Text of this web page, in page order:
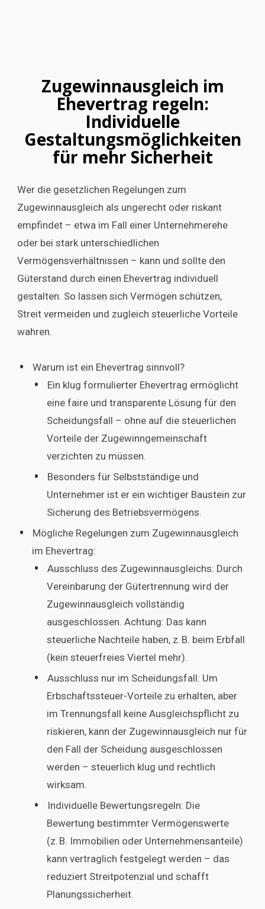
Zugewinnausgleich im
Ehevertrag regeln:
Individuelle
Gestaltungsmöglichkeiten
für mehr Sicherheit
Wer die gesetzlichen Regelungen zum
Zugewinnausgleich als ungerecht oder riskant
empfindet – etwa im Fall einer Unternehmerehe
oder bei stark unterschiedlichen
Vermögensverhältnissen – kann und sollte den
Güterstand durch einen Ehevertrag individuell
gestalten. So lassen sich Vermögen schützen,
Streit vermeiden und zugleich steuerliche Vorteile
wahren.
Warum ist ein Ehevertrag sinnvoll?
Ein klug formulierter Ehevertrag ermöglicht
eine faire und transparente Lösung für den
Scheidungsfall – ohne auf die steuerlichen
Vorteile der Zugewinngemeinschaft
verzichten zu müssen.
Besonders für Selbstständige und
Unternehmer ist er ein wichtiger Baustein zur
Sicherung des Betriebsvermögens.
Mögliche Regelungen zum Zugewinnausgleich
im Ehevertrag:
Ausschluss des Zugewinnausgleichs: Durch
Vereinbarung der Gütertrennung wird der
Zugewinnausgleich vollständig
ausgeschlossen. Achtung: Das kann
steuerliche Nachteile haben, z. B. beim Erbfall
(kein steuerfreies Viertel mehr).
Ausschluss nur im Scheidungsfall: Um
Erbschaftssteuer-Vorteile zu erhalten, aber
im Trennungsfall keine Ausgleichspflicht zu
riskieren, kann der Zugewinnausgleich nur für
den Fall der Scheidung ausgeschlossen
werden – steuerlich klug und rechtlich
wirksam.
Individuelle Bewertungsregeln: Die
Bewertung bestimmter Vermögenswerte
(z. B. Immobilien oder Unternehmensanteile)
kann vertraglich festgelegt werden – das
reduziert Streitpotenzial und schafft
Planungssicherheit.